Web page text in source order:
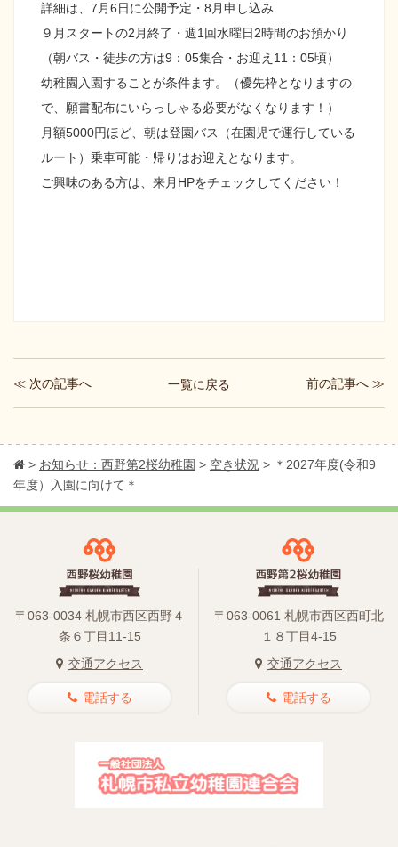
詳細は、7月6日に公開予定・8月申し込み
９月スタートの2月終了・週1回水曜日2時間のお預かり
（朝バス・徒歩の方は9：05集合・お迎え11：05頃）
幼稚園入園することが条件ます。（優先枠となりますの
で、願書配布にいらっしゃる必要がなくなります！）
月額5000円ほど、朝は登園バス（在園児で運行している
ルート）乗車可能・帰りはお迎えとなります。
ご興味のある方は、来月HPをチェックしてください！
≪ 次の記事へ 一覧に戻る 前の記事へ ≫
> お知らせ：西野第2桜幼稚園 > 空き状況 > ＊2027年度(令和9
年度）入園に向けて＊
〒063-0034 札幌市西区西野４
条６丁目11-15
交通アクセス
電話する
〒063-0061 札幌市西区西町北
１８丁目4-15
交通アクセス
電話する